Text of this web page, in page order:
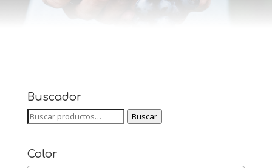
Buscador
Buscar
Buscar
Color